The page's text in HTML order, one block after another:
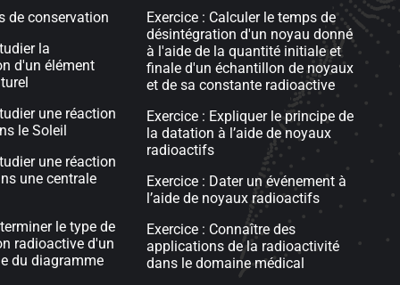
de conservation
la
d'un élément
une réaction
le Soleil
une réaction
une centrale
le type de
radioactive d'un
du diagramme
Exercice : Calculer le temps de
désintégration d'un noyau donné
à l'aide de la quantité initiale et
finale d'un échantillon de noyaux
et de sa constante radioactive
Exercice : Expliquer le principe de
la datation à l’aide de noyaux
radioactifs
Exercice : Dater un événement à
l’aide de noyaux radioactifs
Exercice : Connaître des
applications de la radioactivité
dans le domaine médical